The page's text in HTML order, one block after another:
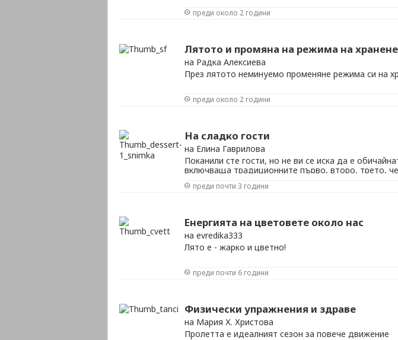
преди около 2 години
Лятото и промяна на режима на хранене
на Радка Алексиева
През лятото неминуемо променяне режима си на
преди около 2 години
На сладко гости
на Елина Гаврилова
Поканили сте гости, но не ви се иска да е
включваща традиционните първо, второ, трето,
мислите, че десертите са най-приятната част от
събиране, тогава защо направо не направите
преди почти 3 години
Енергията на цветовете около нас
на evredika333
Лято е - жарко и цветно!
преди почти 6 години
Физически упражнения и здраве
на Мария Х. Христова
Пролетта е идеалният сезон за повече движение